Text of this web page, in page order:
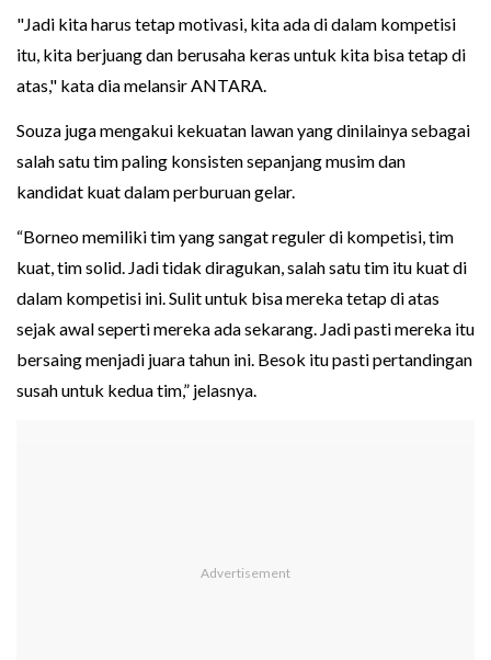
"Jadi kita harus tetap motivasi, kita ada di dalam kompetisi
itu, kita berjuang dan berusaha keras untuk kita bisa tetap di
atas," kata dia melansir ANTARA.
Souza juga mengakui kekuatan lawan yang dinilainya sebagai
salah satu tim paling konsisten sepanjang musim dan
kandidat kuat dalam perburuan gelar.
“Borneo memiliki tim yang sangat reguler di kompetisi, tim
kuat, tim solid. Jadi tidak diragukan, salah satu tim itu kuat di
dalam kompetisi ini. Sulit untuk bisa mereka tetap di atas
sejak awal seperti mereka ada sekarang. Jadi pasti mereka itu
bersaing menjadi juara tahun ini. Besok itu pasti pertandingan
susah untuk kedua tim,” jelasnya.